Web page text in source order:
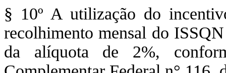
§ 10º A utilização do
recolhimento mensal do
da alíquota de 2%,